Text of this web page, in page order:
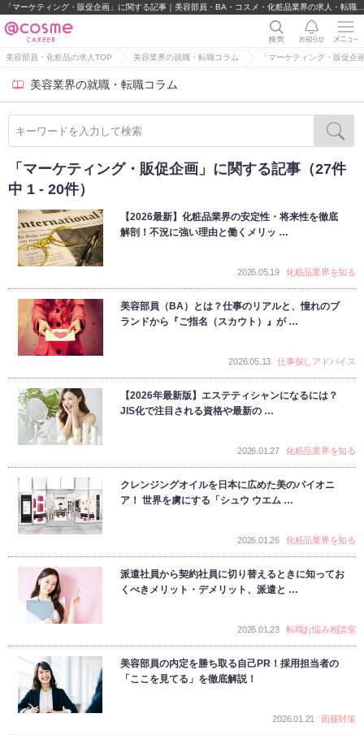
美容部員・化粧品の求人TOP 美容業界の就職・転職コラム 「マーケティング・販促企
美容業界の就職・転職コラム
「マーケティング・販促企画」に関する記事（27件
中 1 - 20件）
【2026最新】化粧品業界の安定性・将来性を徹底
解剖！不況に強い理由と働くメリッ …
2026.05.19 化粧品業界を知る
美容部員（BA）とは？仕事のリアルと、憧れのブ
ランドから『ご指名（スカウト）』が …
2026.05.13 仕事探しアドバイス
【2026年最新版】エステティシャンになるには？
JIS化で注目される資格や最新の …
2026.01.27 化粧品業界を知る
クレンジングオイルを日本に広めた美のパイオニ
ア！ 世界を虜にする「シュウ ウエム …
2026.01.26 化粧品業界を知る
派遣社員から契約社員に切り替えるときに知ってお
くべきメリット・デメリット、派遣と …
2026.01.23 転職お悩み相談室
美容部員の内定を勝ち取る自己PR！採用担当者の
「ここを見てる」を徹底解説！
2026.01.21 面接対策